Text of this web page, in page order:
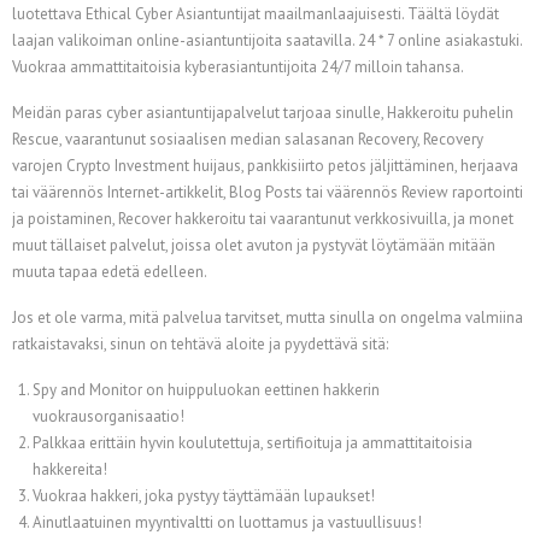
luotettava Ethical Cyber Asiantuntijat maailmanlaajuisesti. Täältä löydät
laajan valikoiman online-asiantuntijoita saatavilla. 24 * 7 online asiakastuki.
Vuokraa ammattitaitoisia kyberasiantuntijoita 24/7 milloin tahansa.
Meidän paras cyber asiantuntijapalvelut tarjoaa sinulle, Hakkeroitu puhelin
Rescue, vaarantunut sosiaalisen median salasanan Recovery, Recovery
varojen Crypto Investment huijaus, pankkisiirto petos jäljittäminen, herjaava
tai väärennös Internet-artikkelit, Blog Posts tai väärennös Review raportointi
ja poistaminen, Recover hakkeroitu tai vaarantunut verkkosivuilla, ja monet
muut tällaiset palvelut, joissa olet avuton ja pystyvät löytämään mitään
muuta tapaa edetä edelleen.
Jos et ole varma, mitä palvelua tarvitset, mutta sinulla on ongelma valmiina
ratkaistavaksi, sinun on tehtävä aloite ja pyydettävä sitä:
Spy and Monitor on huippuluokan eettinen hakkerin
vuokrausorganisaatio!
Palkkaa erittäin hyvin koulutettuja, sertifioituja ja ammattitaitoisia
hakkereita!
Vuokraa hakkeri, joka pystyy täyttämään lupaukset!
Ainutlaatuinen myyntivaltti on luottamus ja vastuullisuus!